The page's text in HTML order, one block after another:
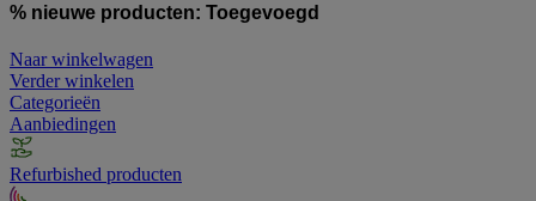
% nieuwe producten: Toegevoegd
Naar winkelwagen
Verder winkelen
Categorieën
Aanbiedingen
Refurbished producten